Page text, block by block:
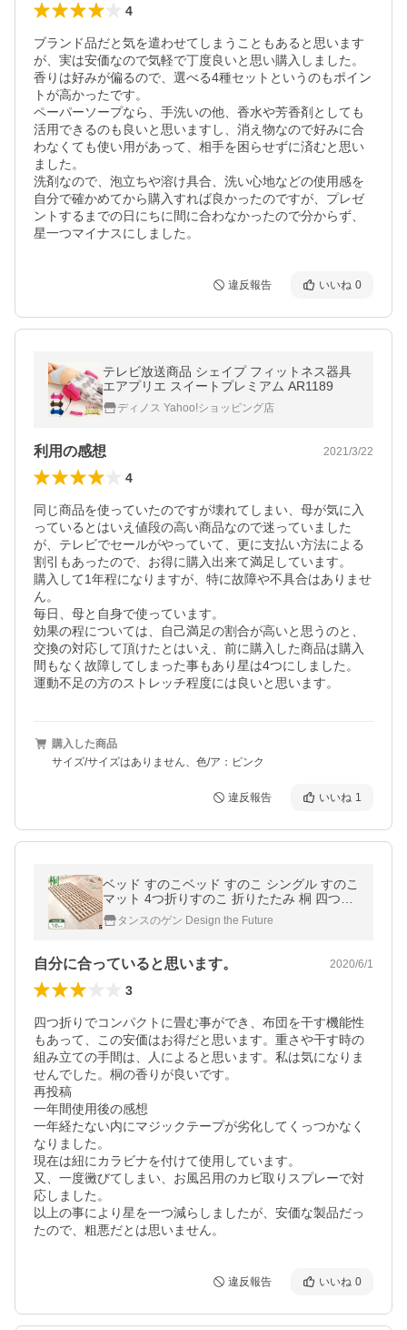
4
ブランド品だと気を遣わせてしまうこともあると思います
が、実は安価なので気軽で丁度良いと思い購入しました。
香りは好みが偏るので、選べる4種セットというのもポイン
トが高かったです。
ペーパーソープなら、手洗いの他、香水や芳香剤としても
活用できるのも良いと思いますし、消え物なので好みに合
わなくても使い用があって、相手を困らせずに済むと思い
ました。
洗剤なので、泡立ちや溶け具合、洗い心地などの使用感を
自分で確かめてから購入すれば良かったのですが、プレゼ
ントするまでの日にちに間に合わなかったので分からず、
星一つマイナスにしました。
違反報告 いいね 0
テレビ放送商品 シェイプ フィットネス器具
エアプリエ スイートプレミアム AR1189
ディノス Yahoo!ショッピング店
利用の感想 2021/3/22
4
同じ商品を使っていたのですが壊れてしまい、母が気に入
っているとはいえ値段の高い商品なので迷っていました
が、テレビでセールがやっていて、更に支払い方法による
割引もあったので、お得に購入出来て満足しています。
購入して1年程になりますが、特に故障や不具合はありませ
ん。
毎日、母と自身で使っています。
効果の程については、自己満足の割合が高いと思うのと、
交換の対応して頂けたとはいえ、前に購入した商品は購入
間もなく故障してしまった事もあり星は4つにしました。
運動不足の方のストレッチ程度には良いと思います。
購入した商品
サイズ/サイズはありません、色/ア：ピンク
違反報告 いいね 1
ベッド すのこベッド すのこ シングル すのこ
マット 4つ折りすのこ 折りたたみ 桐 四つ折
りすのこベッド スノコマット 梅雨
タンスのゲン Design the Future
自分に合っていると思います。 2020/6/1
3
四つ折りでコンパクトに畳む事ができ、布団を干す機能性
もあって、この安価はお得だと思います。重さや干す時の
組み立ての手間は、人によると思います。私は気になりま
せんでした。桐の香りが良いです。
再投稿
一年間使用後の感想
一年経たない内にマジックテープが劣化してくっつかなく
なりました。
現在は紐にカラビナを付けて使用しています。
又、一度黴びてしまい、お風呂用のカビ取りスプレーで対
応しました。
以上の事により星を一つ減らしましたが、安価な製品だっ
たので、粗悪だとは思いません。
違反報告 いいね 0